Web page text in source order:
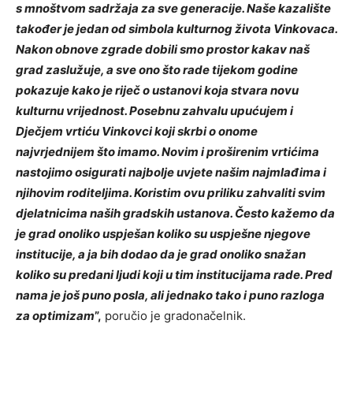
s mnoštvom sadržaja za sve generacije. Naše kazalište
također je jedan od simbola kulturnog života Vinkovaca.
Nakon obnove zgrade dobili smo prostor kakav naš
grad zaslužuje, a sve ono što rade tijekom godine
pokazuje kako je riječ o ustanovi koja stvara novu
kulturnu vrijednost. Posebnu zahvalu upućujem i
Dječjem vrtiću Vinkovci koji skrbi o onome
najvrjednijem što imamo. Novim i proširenim vrtićima
nastojimo osigurati najbolje uvjete našim najmlađima i
njihovim roditeljima. Koristim ovu priliku zahvaliti svim
djelatnicima naših gradskih ustanova. Često kažemo da
je grad onoliko uspješan koliko su uspješne njegove
institucije, a ja bih dodao da je grad onoliko snažan
koliko su predani ljudi koji u tim institucijama rade. Pred
nama je još puno posla, ali jednako tako i puno razloga
za optimizam”, poručio je gradonačelnik.